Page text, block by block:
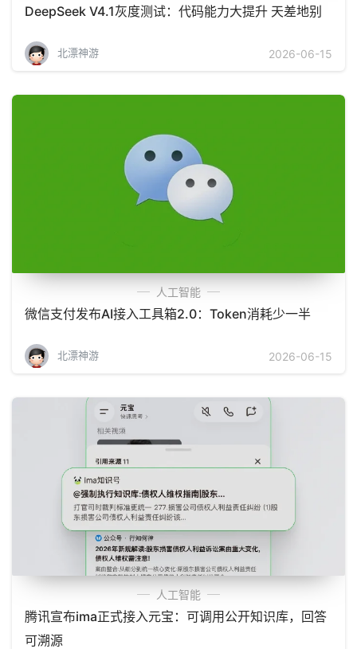
DeepSeek V4.1灰度测试：代码能力大提升 天差地别
北漂神游 2026-06-15
人工智能
微信支付发布AI接入工具箱2.0：Token消耗少一半
北漂神游 2026-06-15
人工智能
腾讯宣布ima正式接入元宝：可调用公开知识库，回答
可溯源